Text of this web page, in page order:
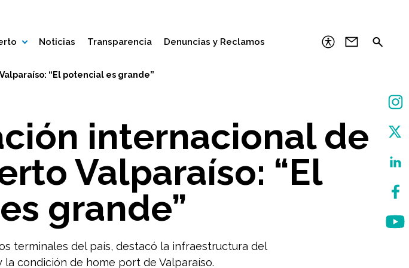
Noticias Transparencia Denuncias y Reclamos
“El potencial es grande”
internacional de
Valparaíso: “El
grande”
terminales del país, destacó la infraestructura del
condición de home port de Valparaíso.